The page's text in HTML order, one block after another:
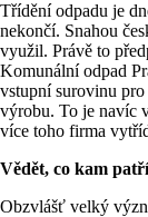
Třídění odpadu je
nekončí. Snahou
využil. Právě to
Komunální odpad
vstupní surovinu
výrobu. To je navíc
více toho firma
Vědět, co kam patří
Obzvlášť velký